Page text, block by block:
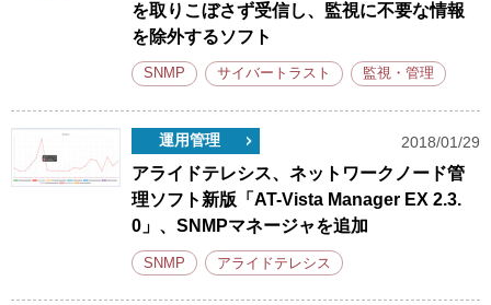
を取りこぼさず受信し、監視に不要な情報
を除外するソフト
SNMP サイバートラスト 監視・管理
運用管理 2018/01/29
アライドテレシス、ネットワークノード管
理ソフト新版「AT-Vista Manager EX 2.3.
0」、SNMPマネージャを追加
SNMP アライドテレシス